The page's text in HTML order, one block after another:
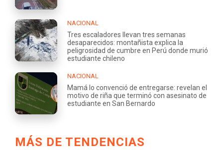
NACIONAL
Tres escaladores llevan tres semanas
desaparecidos: montañista explica la
peligrosidad de cumbre en Perú donde murió
estudiante chileno
NACIONAL
Mamá lo convenció de entregarse: revelan el
motivo de riña que terminó con asesinato de
estudiante en San Bernardo
MÁS DE TENDENCIAS